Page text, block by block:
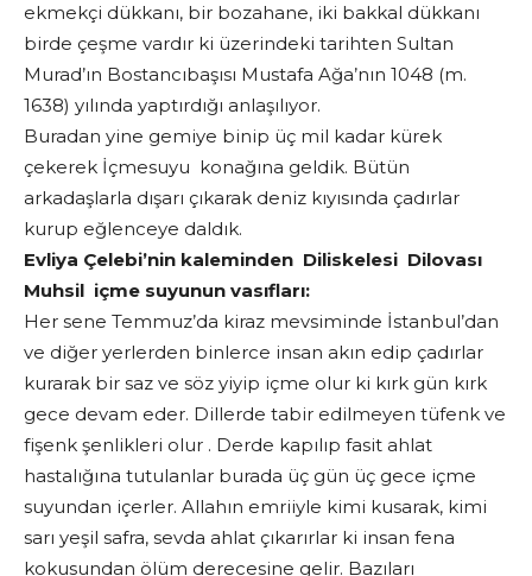
ekmekçi dükkanı, bir bozahane, iki bakkal dükkanı
birde çeşme vardır ki üzerindeki tarihten Sultan
Murad’ın Bostancıbaşısı Mustafa Ağa’nın 1048 (m.
1638) yılında yaptırdığı anlaşılıyor.
Buradan yine gemiye binip üç mil kadar kürek
çekerek İçmesuyu konağına geldik. Bütün
arkadaşlarla dışarı çıkarak deniz kıyısında çadırlar
kurup eğlenceye daldık.
Evliya Çelebi’nin kaleminden Diliskelesi Dilovası
Muhsil içme suyunun vasıfları:
Her sene Temmuz’da kiraz mevsiminde İstanbul’dan
ve diğer yerlerden binlerce insan akın edip çadırlar
kurarak bir saz ve söz yiyip içme olur ki kırk gün kırk
gece devam eder. Dillerde tabir edilmeyen tüfenk ve
fişenk şenlikleri olur . Derde kapılıp fasit ahlat
hastalığına tutulanlar burada üç gün üç gece içme
suyundan içerler. Allahın emriiyle kimi kusarak, kimi
sarı yeşil safra, sevda ahlat çıkarırlar ki insan fena
kokusundan ölüm derecesine gelir. Bazıları